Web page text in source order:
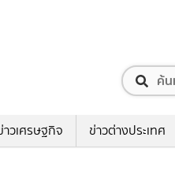
าวเศรษฐกิจ ข่าวต่างประเทศ